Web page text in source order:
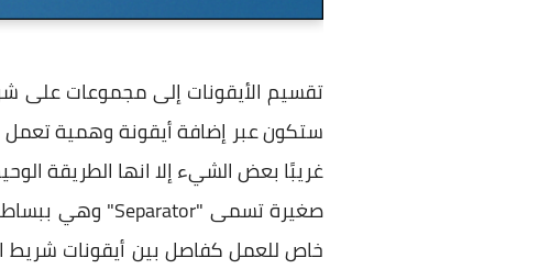
تقسيم الأيقونات إلى مجموعات على
ستكون عبر إضافة أيقونة وهمية تعمل